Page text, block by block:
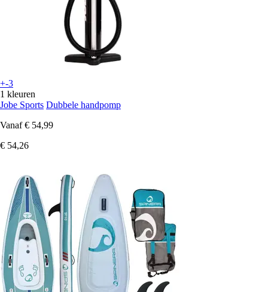
+-3
1 kleuren
Jobe Sports Dubbele handpomp
Vanaf € 54,99
€ 54,26